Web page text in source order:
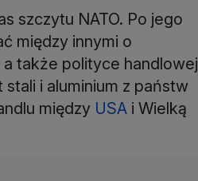
szczytu NATO. Po jego
między innymi o
także polityce handlowej
stali i aluminium z państw
między USA i Wielką